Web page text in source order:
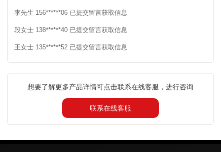
李先生 156******06 已提交留言获取信息
段女士 138******40 已提交留言获取信息
王女士 135******52 已提交留言获取信息
想要了解更多产品详情可点击联系在线客服，进行咨询
联系在线客服